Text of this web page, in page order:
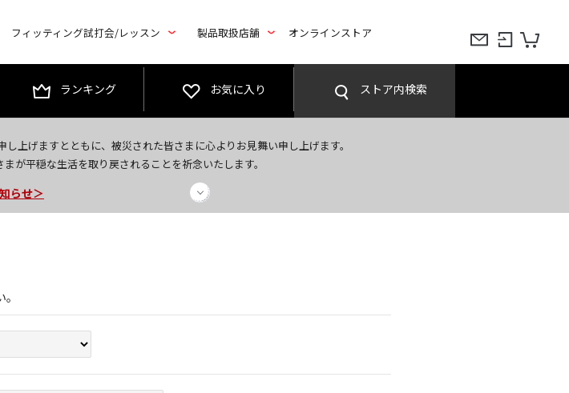
フィッティング試打会/レッスン 製品取扱店舗 オンラインストア
ランキング お気に入り ストア内検索
上げますとともに、被災された皆さまに心よりお見舞い申し上げます。
が平穏な生活を取り戻されることを祈念いたします。
円OFFクーポンプレゼント！
らせ＞
発送・お問い合わせ＞